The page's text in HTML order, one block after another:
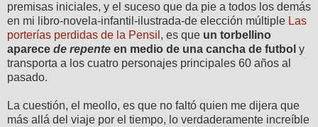
premisas iniciales, y el suceso que da pie a todos los demás
en mi libro-novela-infantil-ilustrada-de elección múltiple Las
porterías perdidas de la Pensil , es que un torbellino
aparece de repente en medio de una cancha de futbol y
transporta a los cuatro personajes principales 60 años al
pasado.
La cuestión, el meollo, es que no faltó quien me dijera que
más allá del viaje por el tiempo, lo verdaderamente increíble